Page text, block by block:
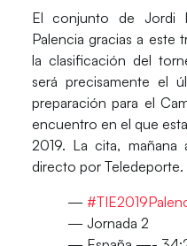
El conjunto de Jordi
Palencia gracias a este
la clasificación del
será precisamente el
preparación para el
encuentro en el que
2019. La cita, mañana
directo por Teledeporte.
—
— Jornada 2